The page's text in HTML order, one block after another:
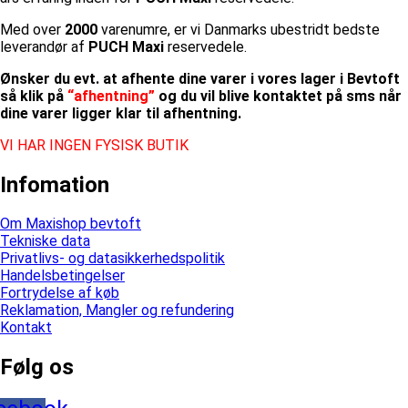
Med over 2000 varenumre, er vi Danmarks ubestridt bedste
leverandør af PUCH Maxi reservedele.
Ønsker du evt. at afhente dine varer i vores lager i Bevtoft
så klik på “afhentning” og du vil blive kontaktet på sms når
dine varer ligger klar til afhentning.
VI HAR INGEN FYSISK BUTIK
Infomation
Om Maxishop bevtoft
Tekniske data
Privatlivs- og datasikkerhedspolitik
Handelsbetingelser
Fortrydelse af køb
Reklamation, Mangler og refundering
Kontakt
Følg os